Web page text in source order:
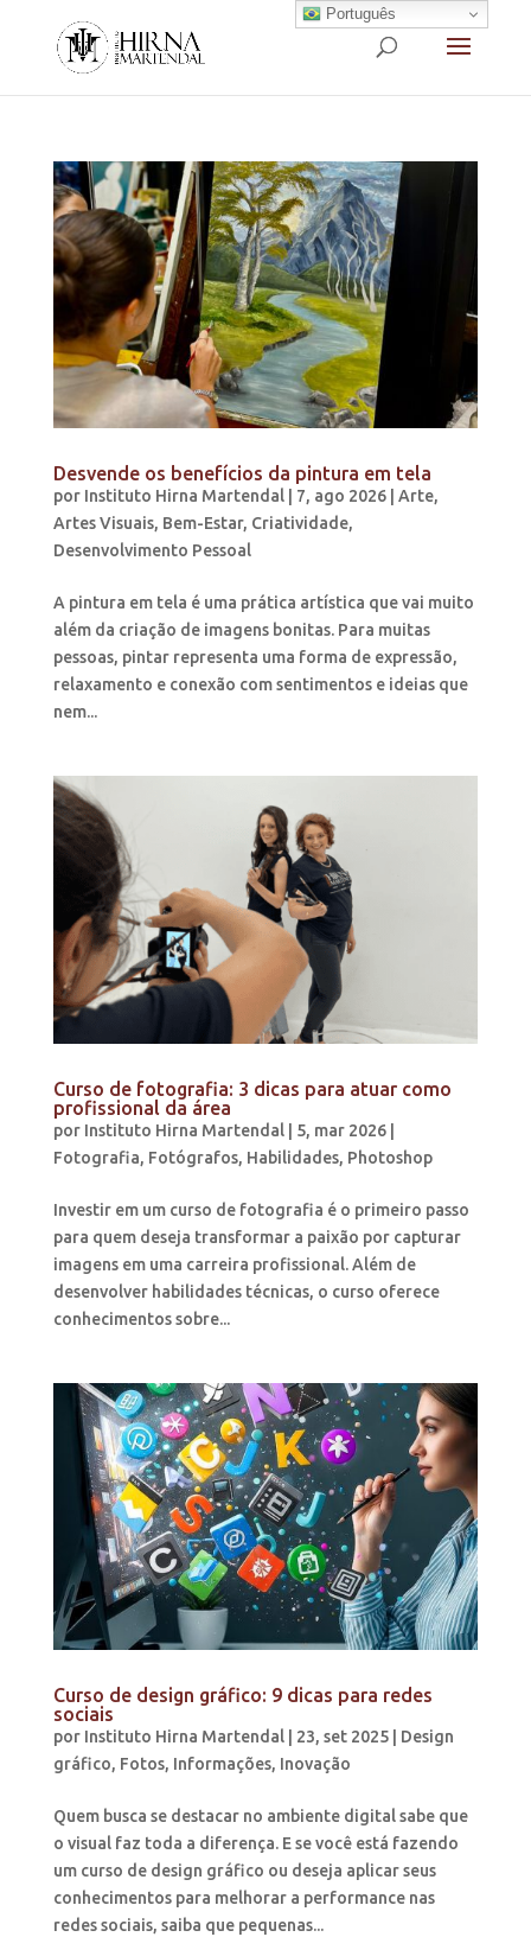
Desvende os benefícios da pintura em tela
por Instituto Hirna Martendal| 7, ago 2026| Arte,
Artes Visuais, Bem-Estar, Criatividade,
Desenvolvimento Pessoal
A pintura em tela é uma prática artística que vai muito
além da criação de imagens bonitas. Para muitas
pessoas, pintar representa uma forma de expressão,
relaxamento e conexão com sentimentos e ideias que
nem...
Curso de fotografia: 3 dicas para atuar como
profissional da área
por Instituto Hirna Martendal| 5, mar 2026|
Fotografia, Fotógrafos, Habilidades, Photoshop
Investir em um curso de fotografia é o primeiro passo
para quem deseja transformar a paixão por capturar
imagens em uma carreira profissional. Além de
desenvolver habilidades técnicas, o curso oferece
conhecimentos sobre...
Curso de design gráfico: 9 dicas para redes
sociais
por Instituto Hirna Martendal| 23, set 2025| Design
gráfico, Fotos, Informações, Inovação
Quem busca se destacar no ambiente digital sabe que
o visual faz toda a diferença. E se você está fazendo
um curso de design gráfico ou deseja aplicar seus
conhecimentos para melhorar a performance nas
redes sociais, saiba que pequenas...
Português